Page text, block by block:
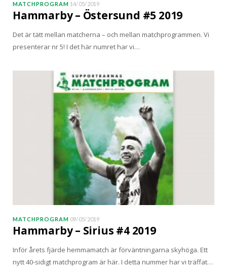
MATCHPROGRAM 14/05/2019
Hammarby – Östersund #5 2019
Det är tätt mellan matcherna – och mellan matchprogrammen. Vi
presenterar nr 5! I det här numret har vi…
MATCHPROGRAM 09/05/2019
Hammarby – Sirius #4 2019
Inför årets fjärde hemmamatch är förväntningarna skyhöga. Ett
nytt 40-sidigt matchprogram är här. I detta nummer har vi träffat…